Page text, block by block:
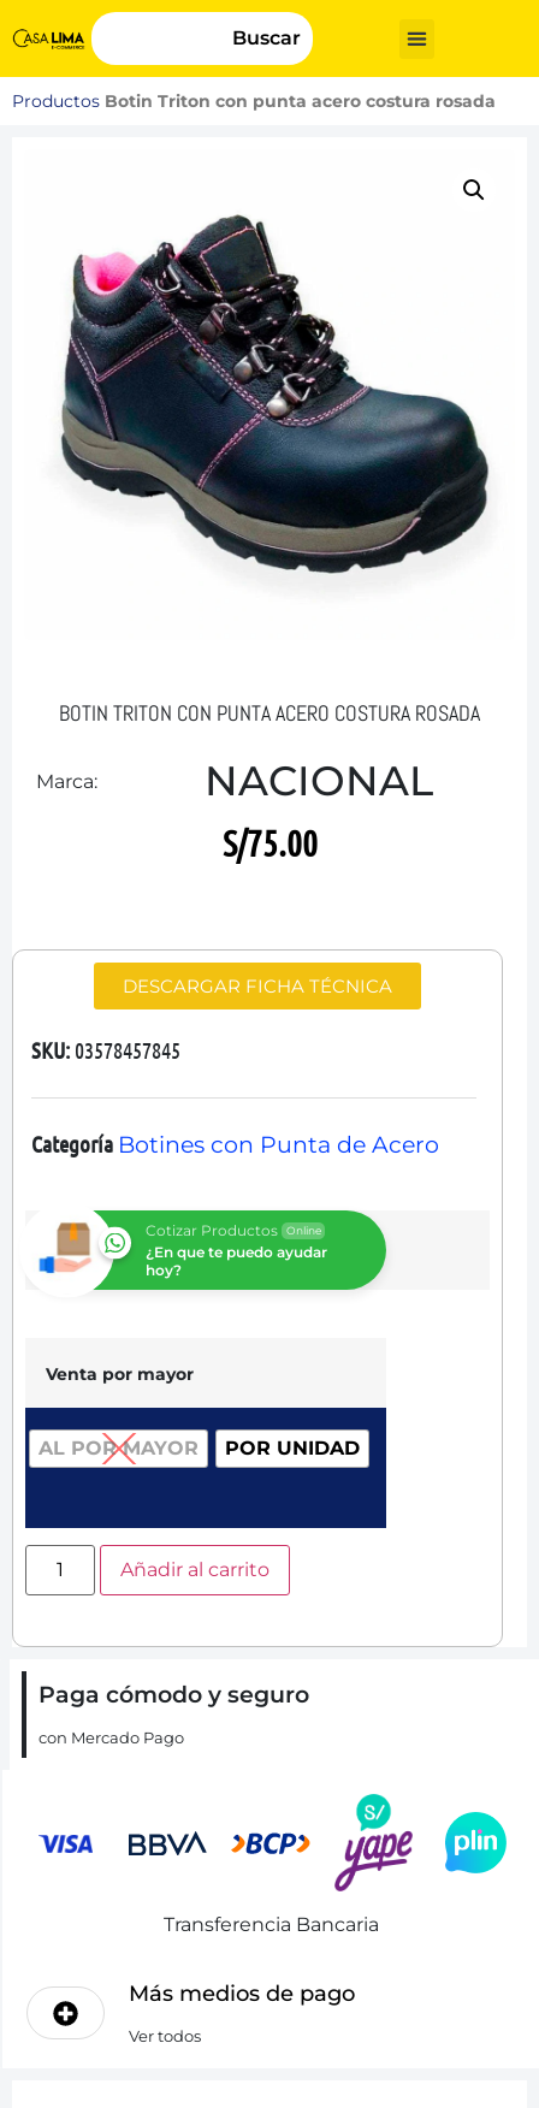
Buscar
Productos Botin Triton con punta acero costura rosada
BOTIN TRITON CON PUNTA ACERO COSTURA ROSADA
Marca: NACIONAL
S/75.00
DESCARGAR FICHA TÉCNICA
SKU: 03578457845
Categoría Botines con Punta de Acero
Cotizar Productos Online
¿En que te puedo ayudar
hoy?
Venta por mayor
AL POR MAYOR POR UNIDAD
Añadir al carrito
Paga cómodo y seguro
con Mercado Pago
Transferencia Bancaria
Más medios de pago
Ver todos